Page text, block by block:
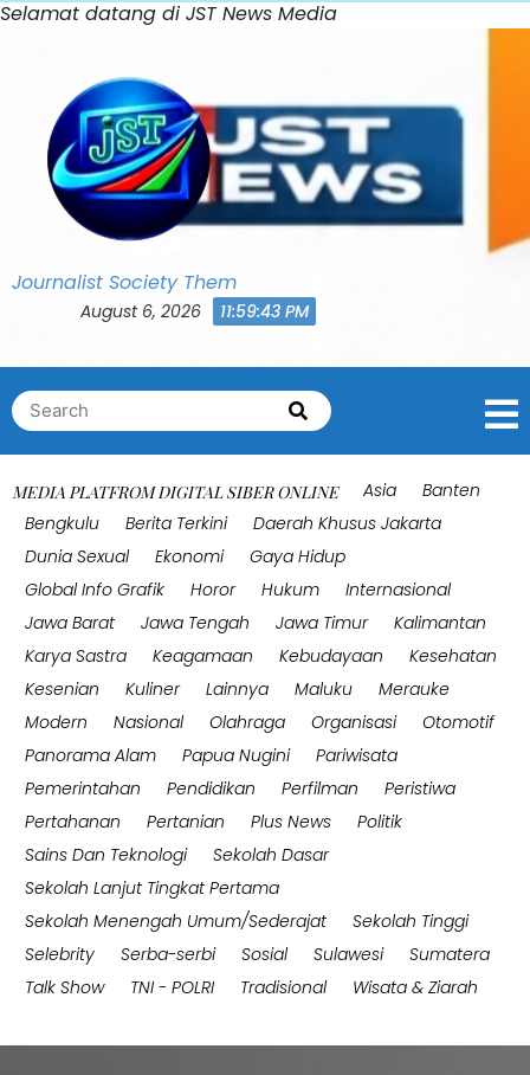
Selamat datang di JST News MediaSkip
Journalist Society Them
August 6, 2026 11:59:48 PM
Search
for:
Search
MEDIA PLATFROM DIGITAL SIBER ONLINE Asia
Banten
Bengkulu
Berita Terkini
Daerah Khusus Jakarta
Dunia Sexual
Ekonomi
Gaya Hidup
Global Info Grafik
Horor Hukum
Internasional
Jawa Barat
Jawa Tengah Jawa Timur
Kalimantan
Karya Sastra
Keagamaan Kebudayaan
Kesehatan
Kesenian
Kuliner Lainnya Maluku
Merauke
Modern
Nasional Olahraga Organisasi
Otomotif
Panorama Alam
Papua Nugini
Pariwisata
Pemerintahan
Pendidikan Perfilman
Peristiwa
Pertahanan
Pertanian Plus News
Politik
Sains Dan Teknologi
Sekolah Dasar
Sekolah Lanjut Tingkat Pertama
Sekolah Menengah Umum/Sederajat
Sekolah Tinggi
Selebrity
Serba-serbi Sosial Sulawesi
Sumatera
Talk Show
TNI - POLRI Tradisional Wisata & Ziarah